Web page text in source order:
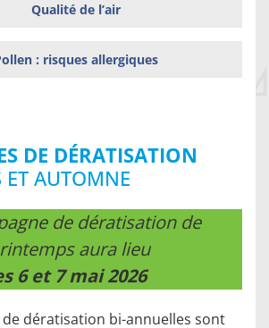
Qualité de l’air
: risques allergiques
DE DÉRATISATION
ET AUTOMNE
de dératisation de
aura lieu
6 et 7 mai 2026
de dé​ratisation bi-annuelles sont